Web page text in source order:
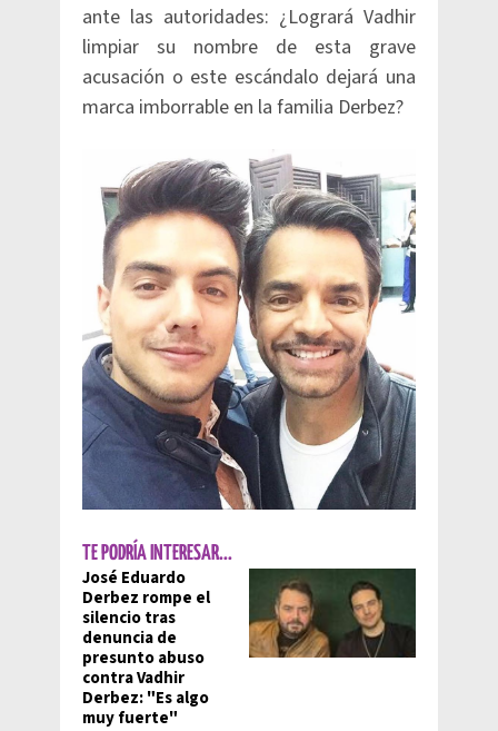
ante las autoridades: ¿Logrará Vadhir
limpiar su nombre de esta grave
acusación o este escándalo dejará una
marca imborrable en la familia Derbez?
TE PODRÍA INTERESAR...
José Eduardo
Derbez rompe el
silencio tras
denuncia de
presunto abuso
contra Vadhir
Derbez: "Es algo
muy fuerte"